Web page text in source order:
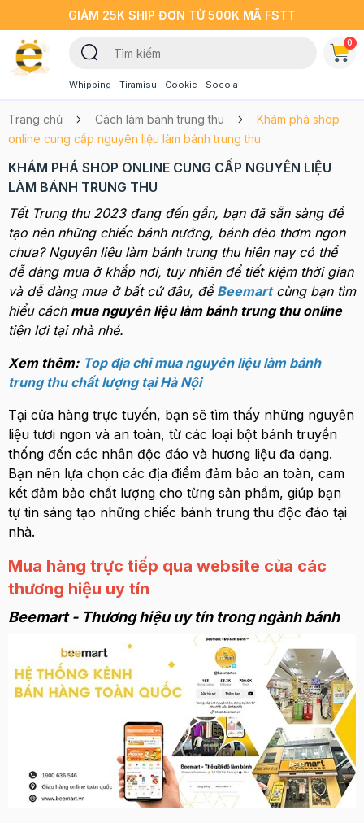
GIẢM 25K SHIP ĐƠN TỪ 500K MÃ FSTT
Whipping Tiramisu Cookie Socola
0
Trang chủ Cách làm bánh trung thu
Khám phá shop
online cung cấp nguyên liệu làm bánh trung thu
KHÁM PHÁ SHOP ONLINE CUNG CẤP NGUYÊN LIỆU
LÀM BÁNH TRUNG THU
Tết Trung thu 2023 đang đến gần, bạn đã sẵn sàng để
tạo nên những chiếc bánh nướng, bánh dẻo thơm ngon
chưa? Nguyên liệu làm bánh trung thu hiện nay có thể
dễ dàng mua ở khắp nơi, tuy nhiên để tiết kiệm thời gian
và dễ dàng mua ở bất cứ đâu, để Beemart cùng bạn tìm
hiểu cách mua nguyên liệu làm bánh trung thu online
tiện lợi tại nhà nhé.
Xem thêm: Top địa chỉ mua nguyên liệu làm bánh
trung thu chất lượng tại Hà Nội
Tại cửa hàng trực tuyến, bạn sẽ tìm thấy những nguyên
liệu tươi ngon và an toàn, từ các loại bột bánh truyền
thống đến các nhân độc đáo và hương liệu đa dạng.
Bạn nên lựa chọn các địa điểm đảm bảo an toàn, cam
kết đảm bảo chất lượng cho từng sản phẩm, giúp bạn
tự tin sáng tạo những chiếc bánh trung thu độc đáo tại
nhà.
Mua hàng trực tiếp qua website của các
thương hiệu uy tín
Beemart - Thương hiệu uy tín trong ngành bánh